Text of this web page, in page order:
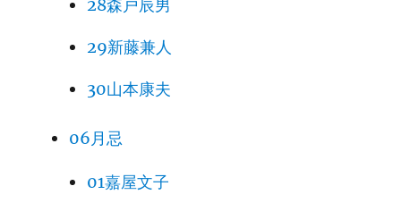
28森戸辰男
29新藤兼人
30山本康夫
06月忌
01嘉屋文子